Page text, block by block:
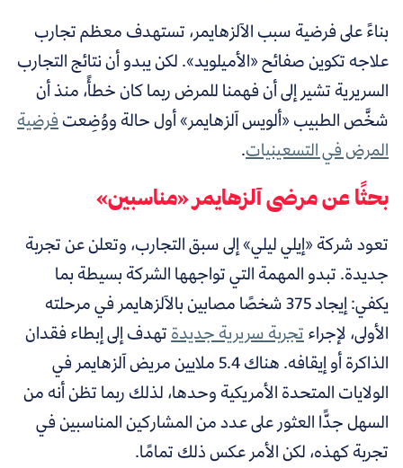
بناءً على فرضية سبب الآلزهايمر، تستهدف معظم تجارب
علاجه تكوين صفائح «الأميلويد». لكن يبدو أن نتائج التجارب
السريرية تشير إلى أن فهمنا للمرض ربما كان خطأً، منذ أن
شخَّص الطبيب «ألويس آلزهايمر» أول حالة ووُضِعتفرضية
المرض في التسعينيات.
بحثًا عن مرضى آلزهايمر «مناسبين»
تعود شركة «إيلي ليلي» إلى سبق التجارب، وتعلن عن تجربة
جديدة. تبدو المهمة التي تواجهها الشركة بسيطة بما
يكفي: إيجاد 375 شخصًا مصابين بالآلزهايمر في مرحلته
الأولى، لإجراءتجربة سريرية جديدةتهدف إلى إبطاء فقدان
الذاكرة أو إيقافه. هناك 5.4 ملايين مريض آلزهايمر في
الولايات المتحدة الأمريكية وحدها، لذلك ربما تظن أنه من
السهل جدًّا العثور على عدد من المشاركين المناسبين في
تجربة كهذه، لكن الأمر عكس ذلك تمامًا.